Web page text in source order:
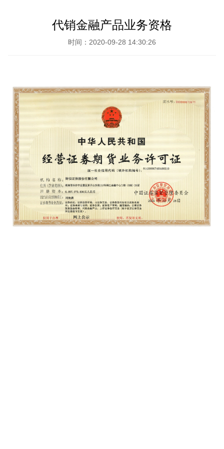
代销金融产品业务资格
时间：2020-09-28 14:30:26